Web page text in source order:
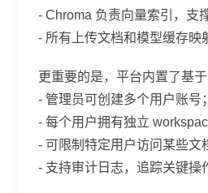
- Chroma 负责向量索引，支
- 所有上传文档和模型缓存
更重要的是，平台内置了基
- 管理员可创建多个用户账号；
- 每个用户拥有独立
- 可限制特定用户访问某些文
- 支持审计日志，追踪关键操